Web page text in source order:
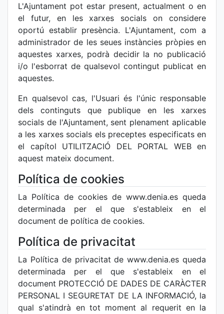
L'Ajuntament pot estar present, actualment o en
el futur, en les xarxes socials on considere
oportú establir presència. L'Ajuntament, com a
administrador de les seues instàncies pròpies en
aquestes xarxes, podrà decidir la no publicació
i/o l'esborrat de qualsevol contingut publicat en
aquestes.
En qualsevol cas, l'Usuari és l'únic responsable
dels continguts que publique en les xarxes
socials de l'Ajuntament, sent plenament aplicable
a les xarxes socials els preceptes especificats en
el capítol UTILITZACIÓ DEL PORTAL WEB en
aquest mateix document.
Política de cookies
La Política de cookies de www.denia.es queda
determinada per el que s'estableix en el
document de política de cookies.
Política de privacitat
La Política de privacitat de www.denia.es queda
determinada per el que s'estableix en el
document PROTECCIÓ DE DADES DE CARÀCTER
PERSONAL I SEGURETAT DE LA INFORMACIÓ, la
qual s'atindrà en tot moment al requerit en la